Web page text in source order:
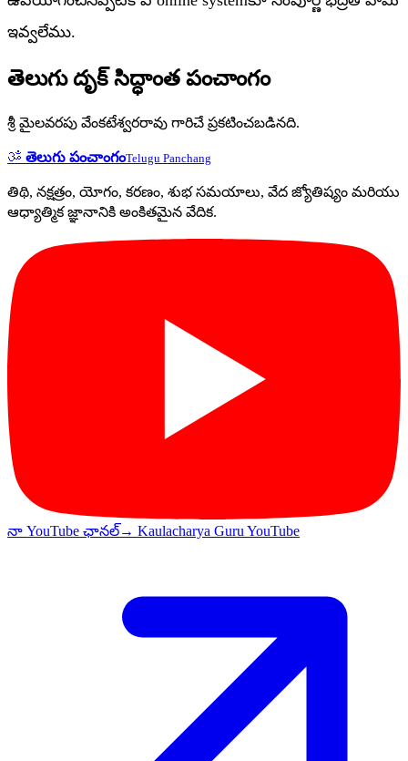
ఇవ్వలేము.
తెలుగు దృక్ సిద్ధాంత పంచాంగం
శ్రీ మైలవరపు వేంకటేశ్వరరావు గారిచే ప్రకటించబడినది.
ॐ తెలుగు పంచాంగంTelugu Panchang
తిథి, నక్షత్రం, యోగం, కరణం, శుభ సమయాలు, వేద జ్యోతిష్యం మరియు
ఆధ్యాత్మిక జ్ఞానానికి అంకితమైన వేదిక.
నా YouTube ఛానల్→ Kaulacharya Guru YouTube